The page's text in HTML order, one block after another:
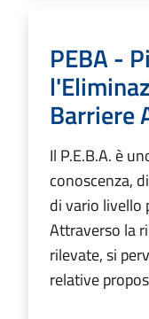
PEBA -
Barriere
Il P.E.B.A. è
conoscenza,
di vario livello
Attraverso la
rilevate, si
relative